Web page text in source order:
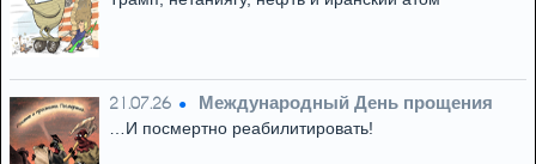
21.07.26 Международный День прощения
…И посмертно реабилитировать!